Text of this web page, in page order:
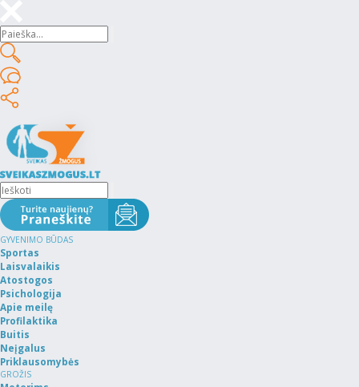
GYVENIMO BŪDAS
Sportas
Laisvalaikis
Atostogos
Psichologija
Apie meilę
Profilaktika
Buitis
Neįgalus
Priklausomybės
GROŽIS